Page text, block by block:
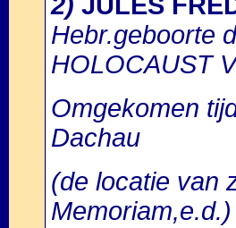
Hebr.geboorte
HOLOCAUST
Omgekomen
Dachau
(de locatie van